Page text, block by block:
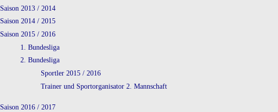
Saison 2013 / 2014
Saison 2014 / 2015
Saison 2015 / 2016
1. Bundesliga
2. Bundesliga
Sportler 2015 / 2016
Trainer und Sportorganisator 2. Mannschaft
Saison 2016 / 2017